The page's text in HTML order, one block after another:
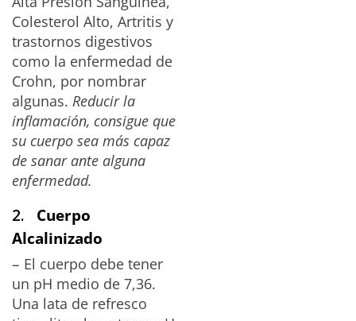
Colesterol Alto, Artritis y
trastornos digestivos
como la enfermedad de
Crohn, por nombrar
algunas. Reducir la
inflamación, consigue que
su cuerpo sea más capaz
de sanar ante alguna
enfermedad.
2.
Cuerpo
Alcalinizado
– El cuerpo debe tener
un pH medio de 7,36.
Una lata de refresco